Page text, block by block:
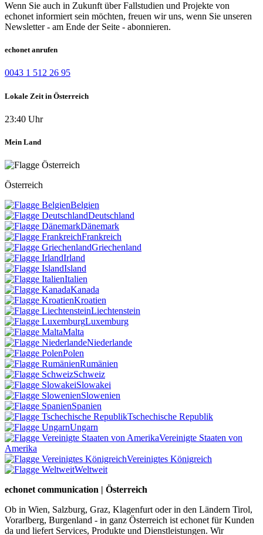
Wenn Sie auch in Zukunft über Fallstudien und Projekte von
echonet informiert sein möchten, freuen wir uns, wenn Sie unseren
Newsletter - am Ende der Seite - abonnieren.
echonet anrufen
0043 1 512 26 95
Lokale Zeit in Österreich
23:40 Uhr
Mein Land
Österreich
Belgien
Deutschland
Dänemark
Frankreich
Griechenland
Irland
Island
Italien
Kanada
Kroatien
Liechtenstein
Luxemburg
Malta
Niederlande
Polen
Rumänien
Schweiz
Slowakei
Slowenien
Spanien
Tschechische Republik
Ungarn
Vereinigte Staaten von
Amerika
Vereinigtes Königreich
Weltweit
echonet communication | Österreich
Ob in Wien, Salzburg, Graz, Klagenfurt oder in den Ländern Tirol,
Vorarlberg, Burgenland - in ganz Österreich ist echonet für Kunden
da und liefert Services, Produkte und Dienstleistungen. Wir